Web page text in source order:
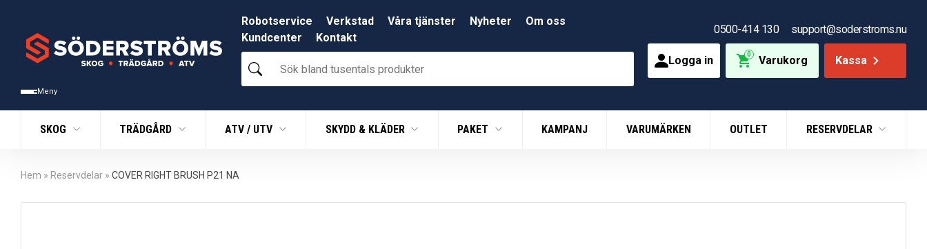
Meny
Robotservice Verkstad Våra tjänster Nyheter
Om oss
Kundcenter
Kontakt
Sök
bland
produkter
0500-414 130 support@soderstroms.nu
Logga in 0 Varukorg Kassa
SKOG TRÄDGÅRD ATV / UTV SKYDD & KLÄDER PAKET KAMPANJ VARUMÄRKEN OUTLET RESERVDELAR
Hem » Reservdelar » COVER RIGHT BRUSH P21 NA